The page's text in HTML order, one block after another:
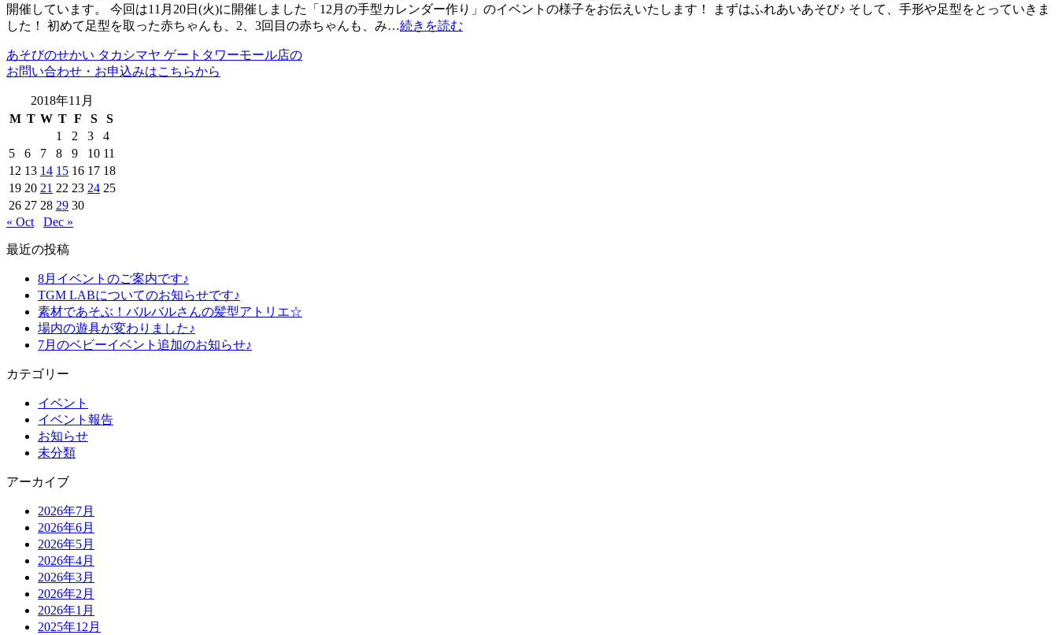
開催しています。 今回は11月20日(火)に開催しました「12月の手型カレンダー作り」のイベントの様子をお伝えいたします！ まずはふれあいあそび♪ そして、手形や足型をとっていきま
した！ 初めて足型を取った赤ちゃんも、2、3回目の赤ちゃんも、み…続きを読む
あそびのせかい タカシマヤ ゲートタワーモール店の
お問い合わせ・お申込みはこちらから
2018年11月
M T W T F S
S
1
2 3
4
5
6 7 8 9 10 11
12 13 14 15 16 17 18
19 20 21 22 23 24 25
26 27 28 29 30
« Oct
Dec »
最近の投稿
8月イベントのご案内です♪
TGM LABについてのお知らせです♪
素材であそぶ！バルバルさんの髪型アトリエ☆
場内の遊具が変わりました♪
7月のベビーイベント追加のお知らせ♪
カテゴリー
イベント
イベント報告
お知らせ
未分類
アーカイブ
2026年7月
2026年6月
2026年5月
2026年4月
2026年3月
2026年2月
2026年1月
2025年12月